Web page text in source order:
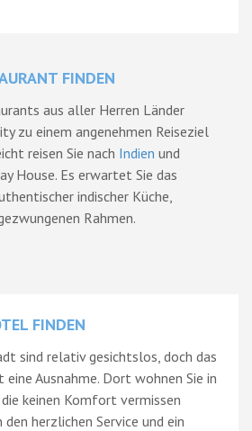
FINDEN
aus aller Herren Länder
zu einem angenehmen Reiseziel
reisen Sie nach Indien und
House. Es erwartet Sie das
indischer Küche,
Rahmen.
FINDEN
sind relativ gesichtslos, doch das
eine Ausnahme. Dort wohnen Sie in
keinen Komfort vermissen
herzlichen Service und ein